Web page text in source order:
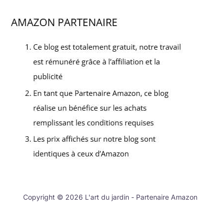
Copyright © 2026 L'art du jardin - Partenaire Amazon